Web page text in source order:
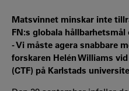
Matsvinnet minskar inte
FN:s globala
- Vi måste agera snabbare
forskaren Helén Williams
(CTF) på Karlstads